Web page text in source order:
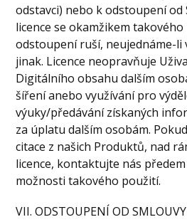
odstavci) nebo k odstoupení
licence se okamžikem
odstoupení ruší, neujednáme-li
jinak. Licence neopravňuje
Digitálního obsahu dalším
šíření anebo využívání pro
výuky/předávání získaných
za úplatu dalším osobám.
citace z našich Produktů, nad
licence, kontaktujte nás
možnosti takového použití.
VII. ODSTOUPENÍ OD SMLOUVY